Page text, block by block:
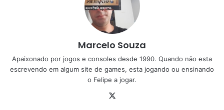
Marcelo Souza
Apaixonado por jogos e consoles desde 1990. Quando não esta
escrevendo em algum site de games, esta jogando ou ensinando
o Felipe a jogar.